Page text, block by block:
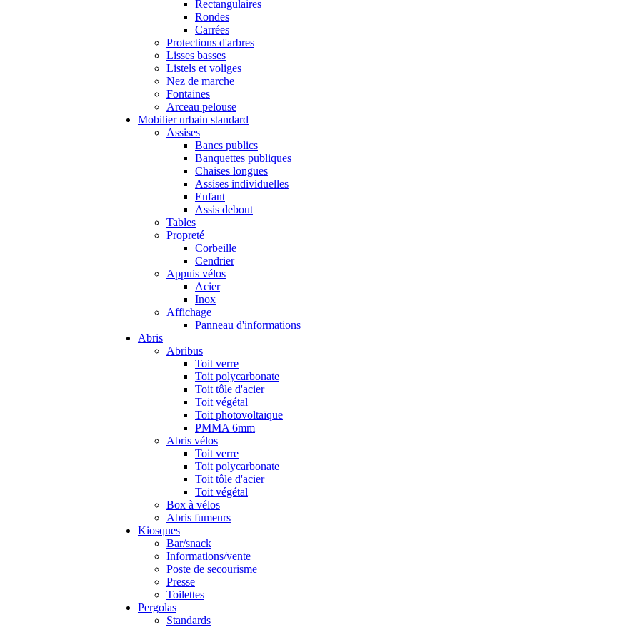
Rectangulaires
Rondes
Carrées
Protections d'arbres
Lisses basses
Listels et voliges
Nez de marche
Fontaines
Arceau pelouse
Mobilier urbain standard
Assises
Bancs publics
Banquettes publiques
Chaises longues
Assises individuelles
Enfant
Assis debout
Tables
Propreté
Corbeille
Cendrier
Appuis vélos
Acier
Inox
Affichage
Panneau d'informations
Abris
Abribus
Toit verre
Toit polycarbonate
Toit tôle d'acier
Toit végétal
Toit photovoltaïque
PMMA 6mm
Abris vélos
Toit verre
Toit polycarbonate
Toit tôle d'acier
Toit végétal
Box à vélos
Abris fumeurs
Kiosques
Bar/snack
Informations/vente
Poste de secourisme
Presse
Toilettes
Pergolas
Standards